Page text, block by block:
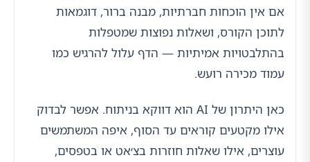
אם אין הוכחות חברתיות, מבנה ברור, דוגמאות
לתוכן הקורס, ושאלות נפוצות שמטפלות
בהתלבטויות אמיתיות — הדף עלול להרגיש כמו
עמוד מכירה רועש.
כאן היתרון של AI הוא דווקא בניתוח. אפשר לבדוק
אילו מקטעים קוראים עד הסוף, איפה המשתמשים
עוצרים, אילו שאלות חוזרות בצ׳אט או בטפסים,